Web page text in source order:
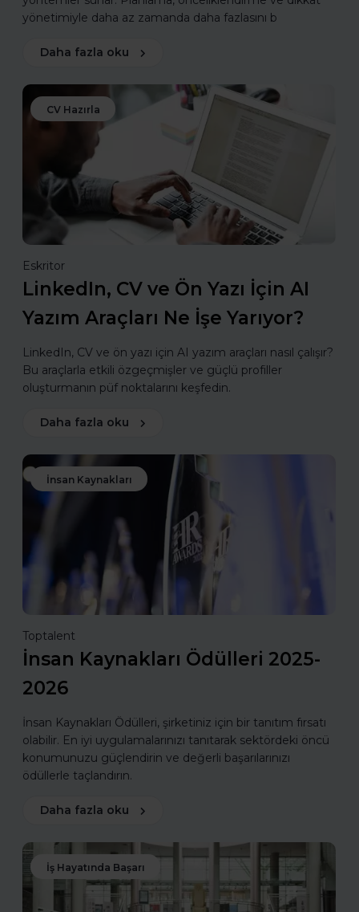
yönetimiyle daha az zamanda daha fazlasını b
Daha fazla oku
CV Hazırla
Eskritor
LinkedIn, CV ve Ön Yazı İçin AI
Yazım Araçları Ne İşe Yarıyor?
LinkedIn, CV ve ön yazı için AI yazım araçları nasıl çalışır?
Bu araçlarla etkili özgeçmişler ve güçlü profiller
oluşturmanın püf noktalarını keşfedin.
Daha fazla oku
İnsan Kaynakları
Toptalent
İnsan Kaynakları Ödülleri 2025-
2026
İnsan Kaynakları Ödülleri, şirketiniz için bir tanıtım fırsatı
olabilir. En iyi uygulamalarınızı tanıtarak sektördeki öncü
konumunuzu güçlendirin ve değerli başarılarınızı
ödüllerle taçlandırın.
Daha fazla oku
İş Hayatında Başarı